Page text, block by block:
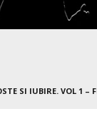
SI IUBIRE. VOL 1 –